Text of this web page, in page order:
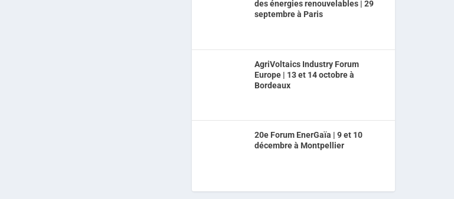
des énergies renouvelables | 29
septembre à Paris
AgriVoltaics Industry Forum
Europe | 13 et 14 octobre à
Bordeaux
20e Forum EnerGaïa | 9 et 10
décembre à Montpellier